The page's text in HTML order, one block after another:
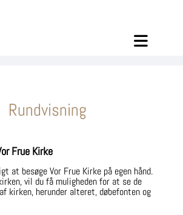
Rundvisning
Frue Kirke
at besøge Vor Frue Kirke på egen hånd.
vil du få muligheden for at se de
kirken, herunder alteret, døbefonten og